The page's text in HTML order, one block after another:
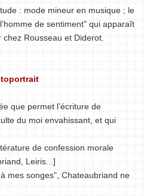
: mode mineur en musique ; le
de sentiment" qui apparaît
Rousseau et Diderot.
que permet l’écriture de
du moi envahissant, et qui
de confession morale
Leiris...]
mes songes", Chateaubriand ne